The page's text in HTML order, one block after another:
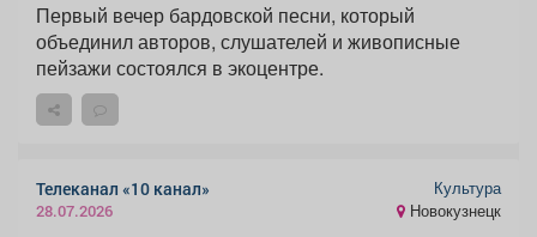
Первый вечер бардовской песни, который
объединил авторов, слушателей и живописные
пейзажи состоялся в экоцентре.
Телеканал «10 канал»
28.07.2026
Культура
Новокузнецк